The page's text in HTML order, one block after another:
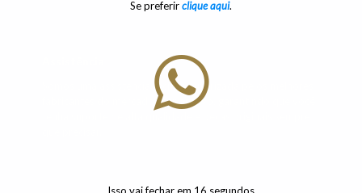
Somos uma assistência técnica autorizada pelos melhores
fabricantes do mercado corporativo, garantindo que você
Se preferirclique aqui.
Isso vai fechar em 16 segundos